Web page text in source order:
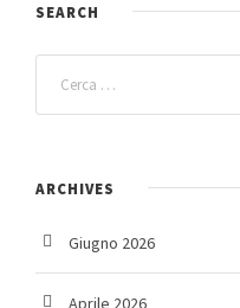
SEARCH
ARCHIVES
Giugno 2026
Aprile 2026